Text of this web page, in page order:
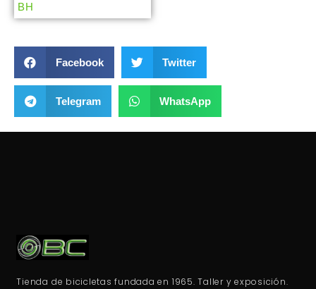
BH
Facebook Twitter
Telegram WhatsApp
Tienda de bicicletas fundada en 1965. Taller y exposición.